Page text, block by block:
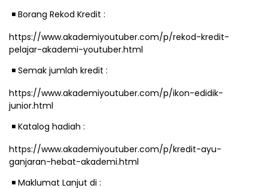
◾ ️ Borang Rekod Kredit :
https://www.akademiyoutuber.com/p/rekod-kredit-
pelajar-akademi-youtuber.html
◾ ️ Semak jumlah kredit :
https://www.akademiyoutuber.com/p/ikon-edidik-
junior.html
◾ ️ Katalog hadiah :
https://www.akademiyoutuber.com/p/kredit-ayu-
ganjaran-hebat-akademi.html
◾ ️ Maklumat Lanjut di :